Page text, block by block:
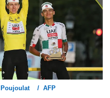
Poujoulat / AFP